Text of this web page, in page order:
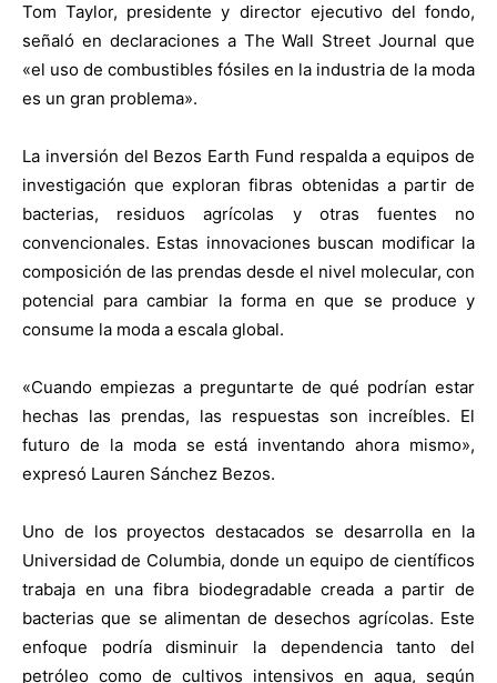
Tom Taylor, presidente y director ejecutivo del fondo,
señaló en declaraciones a The Wall Street Journal que
«el uso de combustibles fósiles en la industria de la moda
es un gran problema».
La inversión del Bezos Earth Fund respalda a equipos de
investigación que exploran fibras obtenidas a partir de
bacterias, residuos agrícolas y otras fuentes no
convencionales. Estas innovaciones buscan modificar la
composición de las prendas desde el nivel molecular, con
potencial para cambiar la forma en que se produce y
consume la moda a escala global.
«Cuando empiezas a preguntarte de qué podrían estar
hechas las prendas, las respuestas son increíbles. El
futuro de la moda se está inventando ahora mismo»,
expresó Lauren Sánchez Bezos.
Uno de los proyectos destacados se desarrolla en la
Universidad de Columbia, donde un equipo de científicos
trabaja en una fibra biodegradable creada a partir de
bacterias que se alimentan de desechos agrícolas. Este
enfoque podría disminuir la dependencia tanto del
petróleo como de cultivos intensivos en agua, según